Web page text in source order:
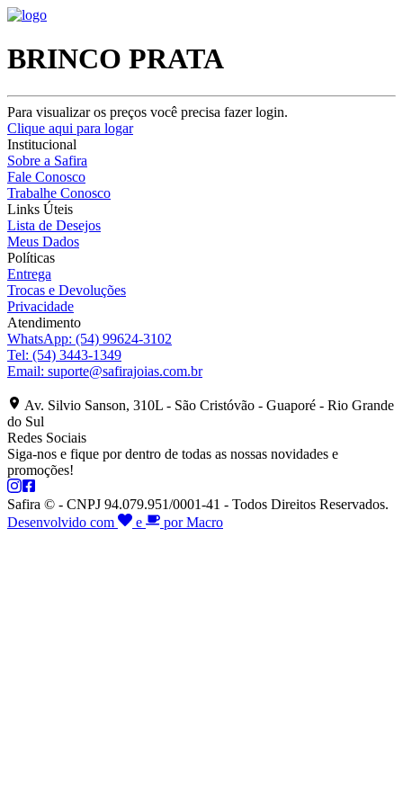
BRINCO PRATA
Para visualizar os preços você precisa fazer login.
Clique aqui para logar
Institucional
Sobre a Safira
Fale Conosco
Trabalhe Conosco
Links Úteis
Lista de Desejos
Meus Dados
Políticas
Entrega
Trocas e Devoluções
Privacidade
Atendimento
WhatsApp: (54) 99624-3102
Tel: (54) 3443-1349
Email: suporte@safirajoias.com.br
Av. Silvio Sanson, 310L - São Cristóvão - Guaporé - Rio Grande
do Sul
Redes Sociais
Siga-nos e fique por dentro de todas as nossas novidades e
promoções!
Safira © - CNPJ 94.079.951/0001-41 - Todos Direitos Reservados.
Desenvolvido com
e por Macro